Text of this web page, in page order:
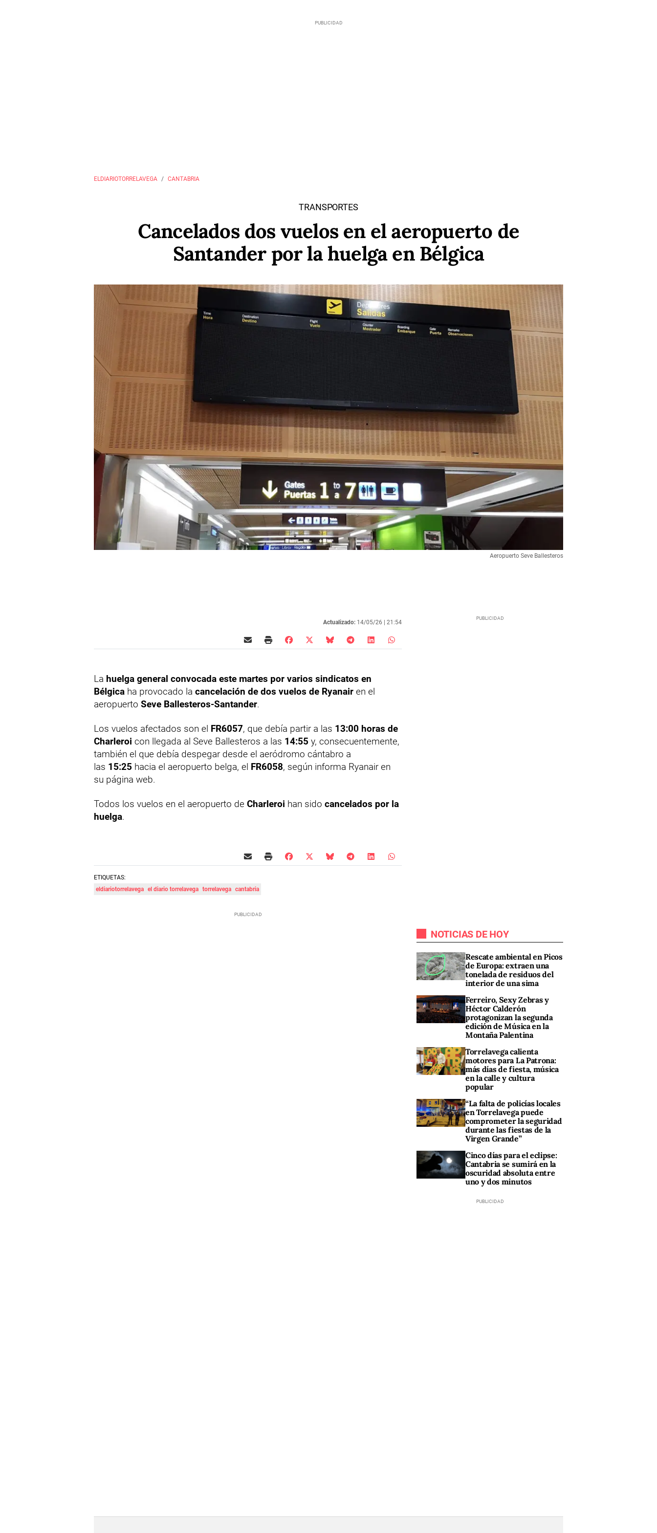
ELDIARIOTORRELAVEGA CANTABRIA
TRANSPORTES
Cancelados dos vuelos en el aeropuerto de
Santander por la huelga en Bélgica
Aeropuerto Seve Ballesteros
Actualizado: 14/05/26 | 21:54
La huelga general convocada este martes por varios sindicatos en
Bélgica ha provocado la cancelación de dos vuelos de Ryanair en el
aeropuerto Seve Ballesteros-Santander.
Los vuelos afectados son el FR6057, que debía partir a las 13:00 horas de
Charleroi con llegada al Seve Ballesteros a las 14:55 y, consecuentemente,
también el que debía despegar desde el aeródromo cántabro a
las 15:25 hacia el aeropuerto belga, el FR6058, según informa Ryanair en
su página web.
Todos los vuelos en el aeropuerto de Charleroi han sido cancelados por la
huelga.
ETIQUETAS:
eldiariotorrelavega el diario torrelavega torrelavega cantabria
NOTICIAS DE HOY
Rescate ambiental en Picos
de Europa: extraen una
tonelada de residuos del
interior de una sima
Ferreiro, Sexy Zebras y
Héctor Calderón
protagonizan la segunda
edición de Música en la
Montaña Palentina
Torrelavega calienta
motores para La Patrona:
más días de fiesta, música
en la calle y cultura
popular
“La falta de policías locales
en Torrelavega puede
comprometer la seguridad
durante las fiestas de la
Virgen Grande”
Cinco días para el eclipse:
Cantabria se sumirá en la
oscuridad absoluta entre
uno y dos minutos